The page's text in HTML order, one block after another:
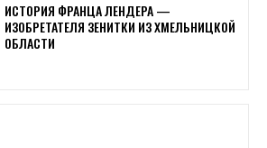
ИСТОРИЯ ФРАНЦА ЛЕНДЕРА —
ИЗОБРЕТАТЕЛЯ ЗЕНИТКИ ИЗ ХМЕЛЬНИЦКОЙ
ОБЛАСТИ